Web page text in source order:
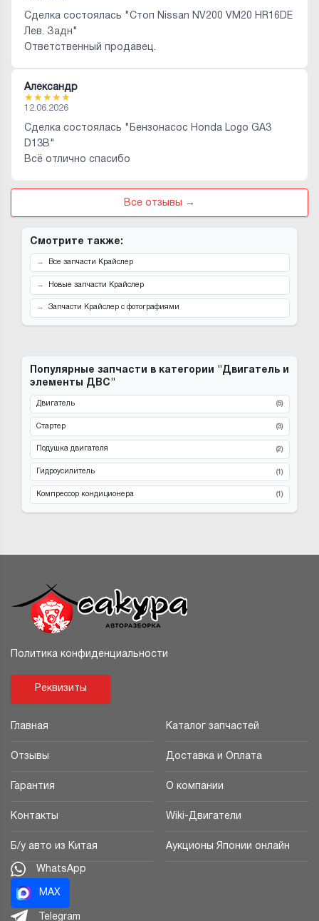
Сделка состоялась "Стоп Nissan NV200 VM20 HR16DE
Лев. Задн"
Ответственный продавец.
Александр
★★★★★
12.06.2026
Сделка состоялась "Бензонасос Honda Logo GA3
D13B"
Всё отлично спасибо
Все отзывы →
Смотрите также:
Все запчасти Крайслер
Новые запчасти Крайслер
Запчасти Крайслер с фотографиями
Популярные запчасти в категории "Двигатель и
элементы ДВС"
Двигатель (5)
Стартер (3)
Подушка двигателя (2)
Гидроусилитель (1)
Компрессор кондиционера (1)
Политика конфиденциальности
Реквизиты
Главная Каталог запчастей
Отзывы Доставка и Оплата
Гарантия О компании
Контакты Wiki-Двигатели
Б/у авто из Китая Аукционы Японии онлайн
WhatsApp
MAX
Telegram